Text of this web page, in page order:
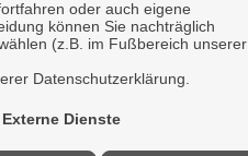
oder auch eigene
können Sie nachträglich
(z.B. im Fußbereich unserer
Datenschutzerklärung.
Externe Dienste
werden. Die
feststellen